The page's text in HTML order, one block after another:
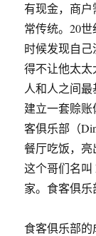
有现金，商
常传统。20
时候发现自
得不让他太
人和人之间
建立一套赊
客俱乐部（
餐厅吃饭，亮
这个哥们名叫
家。食客俱乐
食客俱乐部